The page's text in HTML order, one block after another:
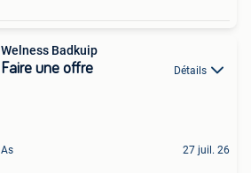
Welness Badkuip
Faire une offre Détails
As 27 juil. 26